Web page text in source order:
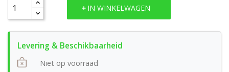
IN WINKELWAGEN
Niet op voorraad